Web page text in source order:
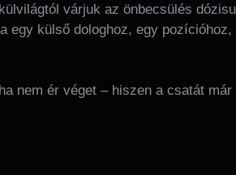
várjuk az önbecsülés
külső dologhoz, egy
nem ér véget – hiszen a csatát